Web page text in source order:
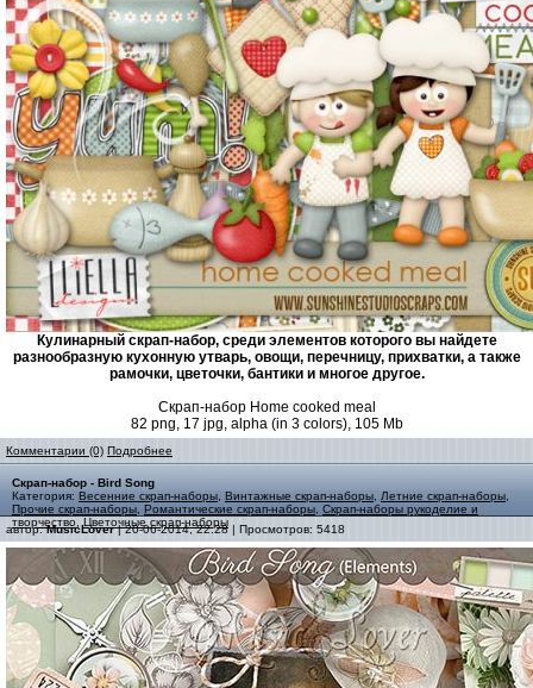
Кулинарный скрап-набор, среди элементов которого вы найдете
разнообразную кухонную утварь, овощи, перечницу, прихватки, а также
рамочки, цветочки, бантики и многое другое.
Скрап-набор Home cooked meal
82 png, 17 jpg, alpha (in 3 colors), 105 Mb
Комментарии (0) Подробнее
Скрап-набор - Bird Song
Категория: Весенние скрап-наборы Винтажные скрап-наборы Летние скрап-наборы
Прочие скрап-наборы Романтические скрап-наборы Скрап-наборы рукоделие и
творчество
Цветочные скрап-наборы
автор:MusicLover| 20-06-2014, 22:28 | Просмотров: 5418